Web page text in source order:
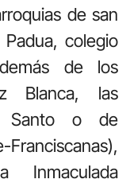
de san
colegio
de los
Blanca, las
Santo o de
Inmaculada